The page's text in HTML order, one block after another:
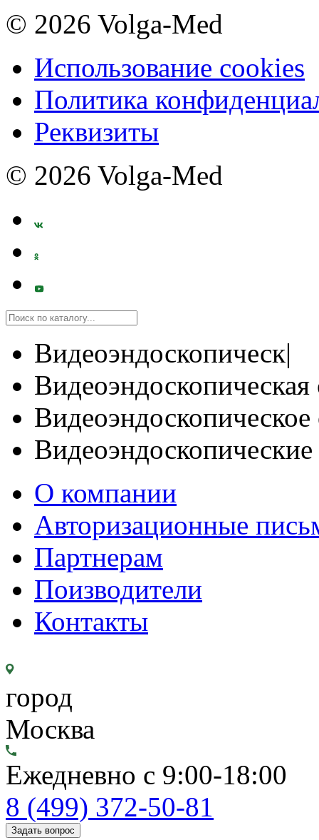
© 2026 Volga-Med
Использование cookies
Политика
Реквизиты
© 2026 Volga-Med
Видеоэндоскопическ|
Видеоэндоскопическая
О компании
Авторизационные
Партнерам
Поизводители
Контакты
город
Москва
Ежедневно с 9:00-18:00
8 (499) 372-50-81
Задать вопрос